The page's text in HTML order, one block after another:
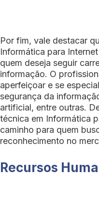
Por fim, vale destacar
Informática para
quem deseja seguir
informação. O
aperfeiçoar e se
segurança da
artificial, entre outras.
técnica em Informática
caminho para quem
reconhecimento no
Recursos